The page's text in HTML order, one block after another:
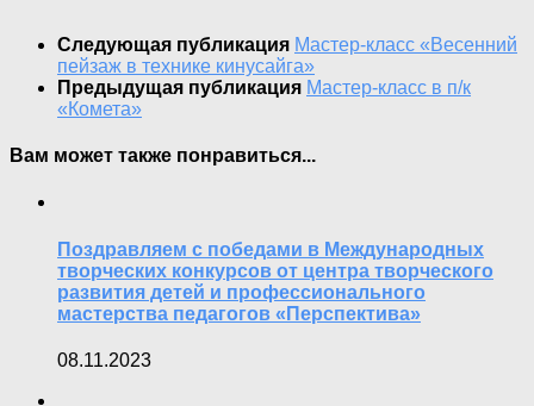
Следующая публикация Мастер-класс «Весенний
пейзаж в технике кинусайга»
Предыдущая публикация Мастер-класс в п/к
«Комета»
Вам может также понравиться...
Поздравляем с победами в Международных
творческих конкурсов от центра творческого
развития детей и профессионального
мастерства педагогов «Перспектива»
08.11.2023